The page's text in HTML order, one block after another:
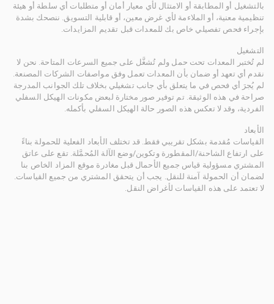
بالتشغيل أو المطابقة أو الامتثال لأي معيار أمان أو متطلبات أي سلطة أو هيئة
تنظيمية معنية، أو الملاءمة لأي غرض معين، أو قابلية التسويق. ننصحك بشدة
بإجراء فحص تفصيلي خاص بك للمعدات قبل تقديم المزايدات.
التشغيل
لم تُختبر المعدات تحت حمل ولم تُشغَّل على جميع السرعات المتاحة. نحن لا
نقدم أي تعهد أو ضمان بأن المعدات تعمل وفق مواصفات الشركات المصنعة.
لم يُجرَ أي فحص في ما يتعلق بأي جانب تشغيلي بخلاف تلك الجوانب المدرجة
صراحة في هذه الوثيقة. تم توفير صور مختارة لبعض مكونات الهيكل السفلي
الفردية، وقد لا تعكس هذه الصور حالة الهيكل السفلي بأكمله.
الأبعاد
القياسات مُقدمة بشكل تقريبي فقط. قد تختلف الأبعاد الفعلية للحمولة بناءً
على ارتفاع الشاحنة/المقطورة وتكوين/وضع الآلة المُحمَّلة. تقع على عاتق
المشتري مسؤولية قياس جميع الأحمال قبل مغادرة موقع المزاد الخاص بنا
لضمان أن الحمولة آمنة للنقل. يجب أن يتحقق المشتري من جميع القياسات.
لا تعتمد على هذه القياسات لأغراض النقل.